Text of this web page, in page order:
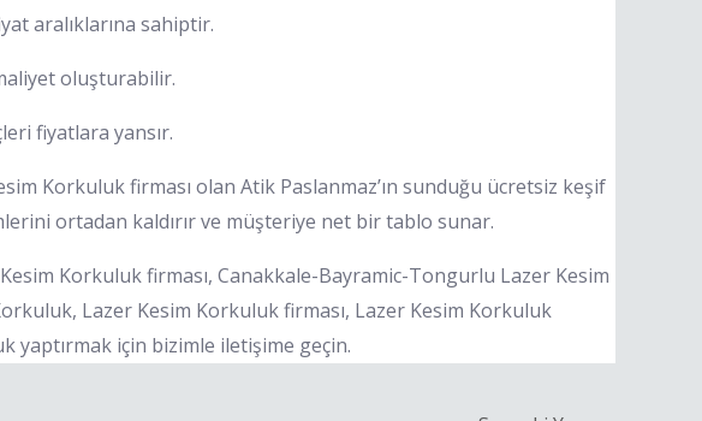
aralıklarına sahiptir.
oluşturabilir.
fiyatlara yansır.
Korkuluk firması olan Atik Paslanmaz’ın sunduğu ücretsiz keşif
ortadan kaldırır ve müşteriye net bir tablo sunar.
Korkuluk firması, Canakkale-Bayramic-Tongurlu Lazer Kesim
Lazer Kesim Korkuluk firması, Lazer Kesim Korkuluk
yaptırmak için bizimle iletişime geçin.